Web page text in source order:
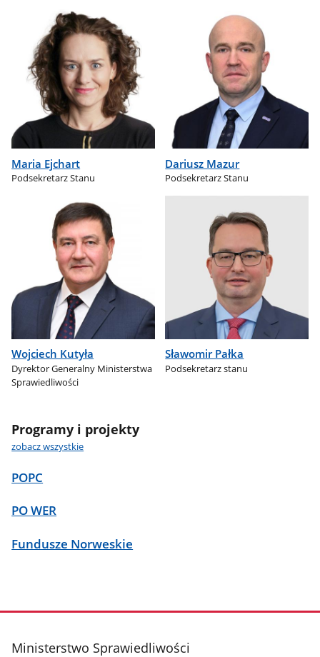
Maria Ejchart
Podsekretarz Stanu
Dariusz Mazur
Podsekretarz Stanu
Wojciech Kutyła
Dyrektor Generalny Ministerstwa
Sprawiedliwości
Sławomir Pałka
Podsekretarz stanu
Programy i projekty
zobacz wszystkie
POPC
PO WER
Fundusze Norweskie
stopka
Ministerstwo Sprawiedliwości